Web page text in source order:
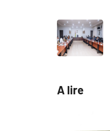
A lire